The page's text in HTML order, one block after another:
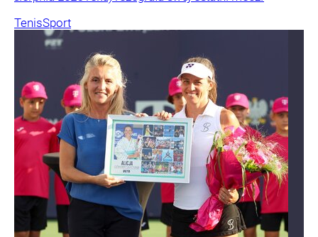
TenisSport